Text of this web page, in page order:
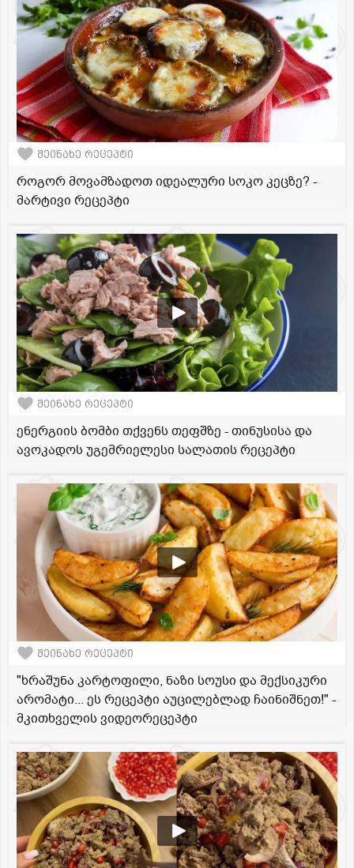
შეინახე რეცეპტი
როგორ მოვამზადოთ იდეალური სოკო კეცზე? -
მარტივი რეცეპტი
შეინახე რეცეპტი
ენერგიის ბომბი თქვენს თეფშზე - თინუსისა და
ავოკადოს უგემრიელესი სალათის რეცეპტი
შეინახე რეცეპტი
"ხრაშუნა კარტოფილი, ნაზი სოუსი და მექსიკური
არომატი... ეს რეცეპტი აუცილებლად ჩაინიშნეთ!" -
მკითხველის ვიდეორეცეპტი